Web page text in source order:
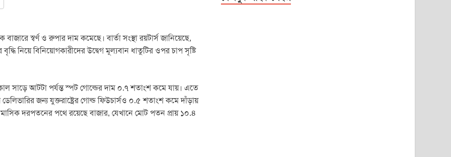
স্বর্ণ ও রুপার দাম কমেছে। বার্তা সংস্থা রয়টার্স জানিয়েছে,
বৃদ্ধি নিয়ে বিনিয়োগকারীদের উদ্বেগ মূল্যবান ধাতুটির ওপর চাপ সৃষ্টি
সাড়ে আটটা পর্যন্ত স্পট গোল্ডের দাম ০.৭ শতাংশ কমে যায়। এতে
জন্য যুক্তরাষ্ট্রের গোল্ড ফিউচার্সও ০.৫ শতাংশ কমে দাঁড়ায়
দরপতনের পথে রয়েছে বাজার, যেখানে মোট পতন প্রায় ১০.৪